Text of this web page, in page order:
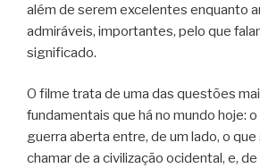
além de serem excelentes enquanto
admiráveis, importantes, pelo que
significado.
O filme trata de uma das questões
fundamentais que há no mundo hoje:
guerra aberta entre, de um lado, o
chamar de a civilização ocidental, e,